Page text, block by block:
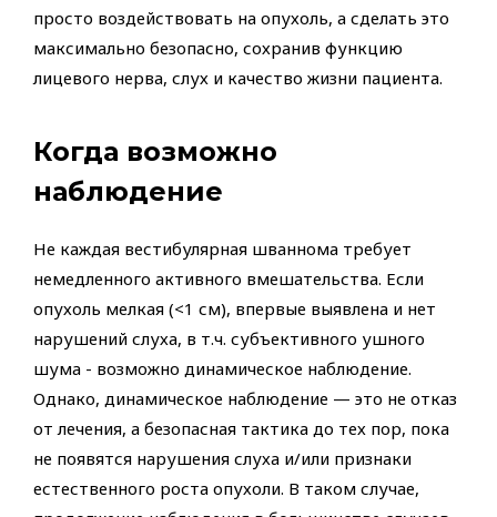
просто воздействовать на опухоль, а сделать это
максимально безопасно, сохранив функцию
лицевого нерва, слух и качество жизни пациента.
Когда возможно
наблюдение
Не каждая вестибулярная шваннома требует
немедленного активного вмешательства. Если
опухоль мелкая (<1 см), впервые выявлена и нет
нарушений слуха, в т.ч. субъективного ушного
шума - возможно динамическое наблюдение.
Однако, динамическое наблюдение — это не отказ
от лечения, а безопасная тактика до тех пор, пока
не появятся нарушения слуха и/или признаки
естественного роста опухоли. В таком случае,